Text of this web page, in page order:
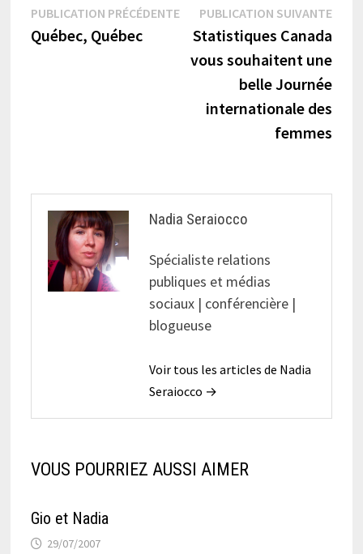
Navigation
de
PUBLICATION PRÉCÉDENTEPublication
précédente :
Québec, Québec
PUBLICATION SUIVANTE
Statistiques Canada
vous souhaitent une
belle Journée
internationale des
femmes
Nadia Seraiocco
Spécialiste relations
publiques et médias
sociaux | conférencière |
blogueuse
Voir tous les articles de Nadia
Seraiocco →
VOUS POURRIEZ AUSSI AIMER
Gio et Nadia
29/07/2007